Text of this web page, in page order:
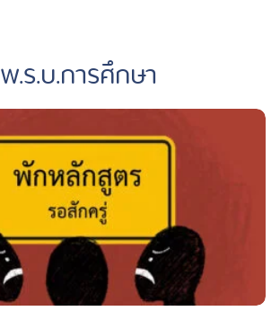
พ.ร.บ.การศึกษา